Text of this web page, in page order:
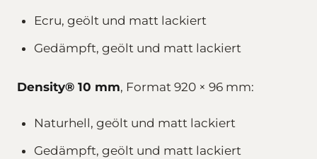
Ecru, geölt und matt lackiert
Gedämpft, geölt und matt lackiert
Density® 10 mm, Format 920 × 96 mm:
Naturhell, geölt und matt lackiert
Gedämpft, geölt und matt lackiert